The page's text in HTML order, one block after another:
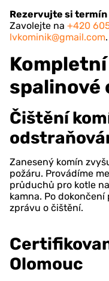
Rezervujte si termín
Zavolejte na +420
lvkominik@gmail.com.
spalinové
Čištění
Zanesený komín
požáru. Provádíme
průduchů pro kotle
kamna. Po
zprávu o čištění.
Olomouc